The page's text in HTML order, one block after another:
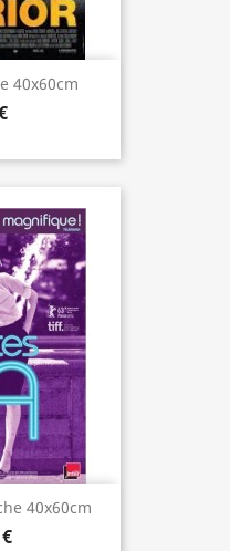
40x60cm
40x60cm